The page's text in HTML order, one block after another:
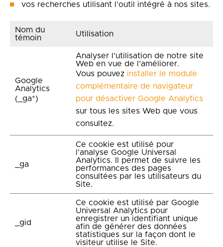
vos recherches utilisant l’outil intégré à nos sites.
Nom du
témoin
Utilisation
Google
Analytics
(_ga*)
Analyser l’utilisation de notre site
Web en vue de l’améliorer.
Vous pouvez installer le module
complémentaire de navigateur
pour désactiver Google Analytics
sur tous les sites Web que vous
consultez.
_ga
Ce cookie est utilisé pour
l’analyse Google Universal
Analytics. Il permet de suivre les
performances des pages
consultées par les utilisateurs du
Site.
_gid
Ce cookie est utilisé par Google
Universal Analytics pour
enregistrer un identifiant unique
afin de générer des données
statistiques sur la façon dont le
visiteur utilise le Site.